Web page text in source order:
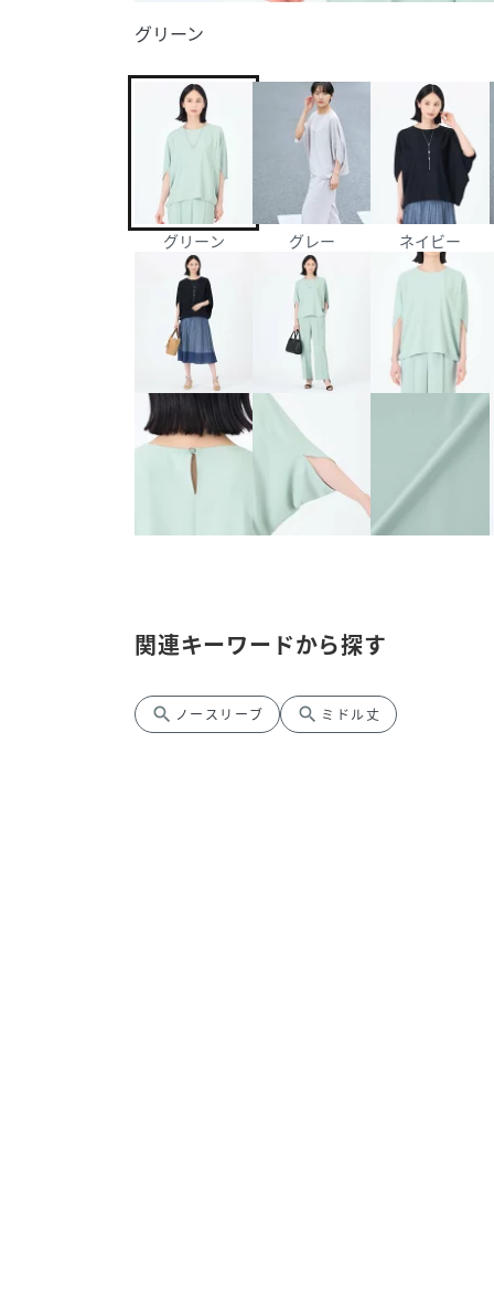
グリーン
グリーン グレー ネイビー
関連キーワードから探す
search ノースリーブ search ミドル丈